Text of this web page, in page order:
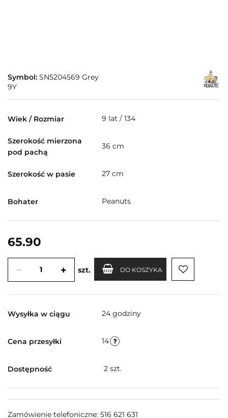
Symbol: SN5204569 Grey
9Y
Wiek / Rozmiar 9 lat / 134
Szerokość mierzona
pod pachą
36 cm
Szerokość w pasie 27 cm
Bohater Peanuts
65.90
szt. DO KOSZYKA
Wysyłka w ciągu 24 godziny
Cena przesyłki 14
Dostępność 2 szt.
Zamówienie telefoniczne: 516 621 631